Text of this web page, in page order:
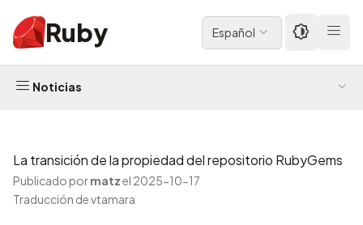
Ruby Español
Noticias
La transición de la propiedad del repositorio RubyGems
Publicado pormatzel 2025-10-17
Traducción de vtamara